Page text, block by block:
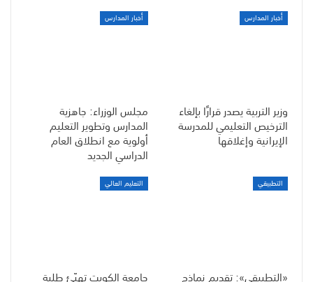
أخبار المدارس
وزير التربية يصدر قرارًا بإلغاء
الترخيص التعليمي للمدرسة
الإيرانية وإغلاقها
أخبار المدارس
مجلس الوزراء: جاهزية
المدارس وتطوير التعليم
أولوية مع انطلاق العام
الدراسي الجديد
التطبيقي
«التطبيقي»: تقديم نماذج
التعليم العالي
جامعة الكويت تهيّئ طلبة